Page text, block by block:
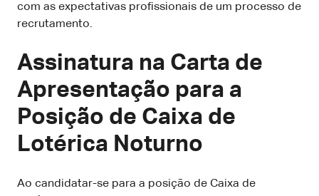
com as expectativas profissionais de um processo de
recrutamento.
Assinatura na Carta de
Apresentação para a
Posição de Caixa de
Lotérica Noturno
Ao candidatar-se para a posição de Caixa de